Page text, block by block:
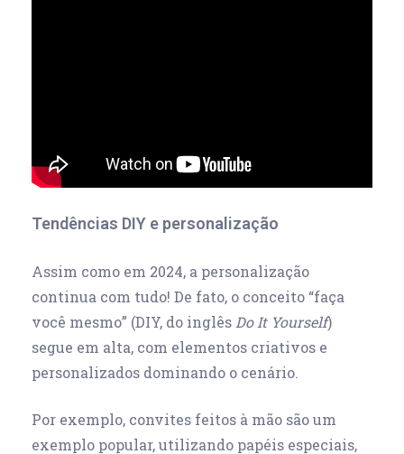
Tendências DIY e personalização
Assim como em 2024, a personalização
continua com tudo! De fato, o conceito “faça
você mesmo” (DIY, do inglês Do It Yourself)
segue em alta, com elementos criativos e
personalizados dominando o cenário.
Por exemplo, convites feitos à mão são um
exemplo popular, utilizando papéis especiais,